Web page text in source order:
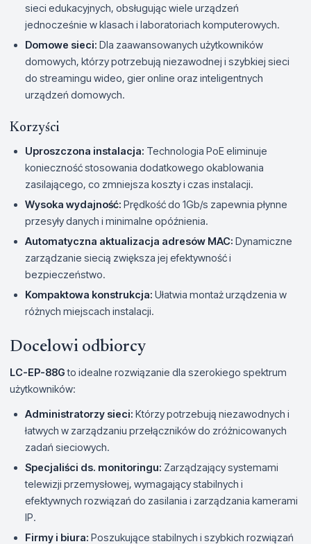
sieci edukacyjnych, obsługując wiele urządzeń
jednocześnie w klasach i laboratoriach komputerowych.
Domowe sieci: Dla zaawansowanych użytkowników
domowych, którzy potrzebują niezawodnej i szybkiej sieci
do streamingu wideo, gier online oraz inteligentnych
urządzeń domowych.
Korzyści
Uproszczona instalacja: Technologia PoE eliminuje
konieczność stosowania dodatkowego okablowania
zasilającego, co zmniejsza koszty i czas instalacji.
Wysoka wydajność: Prędkość do 1Gb/s zapewnia płynne
przesyły danych i minimalne opóźnienia.
Automatyczna aktualizacja adresów MAC: Dynamiczne
zarządzanie siecią zwiększa jej efektywność i
bezpieczeństwo.
Kompaktowa konstrukcja: Ułatwia montaż urządzenia w
różnych miejscach instalacji.
Docelowi odbiorcy
LC-EP-88Gto idealne rozwiązanie dla szerokiego spektrum
użytkowników:
Administratorzy sieci: Którzy potrzebują niezawodnych i
łatwych w zarządzaniu przełączników do zróżnicowanych
zadań sieciowych.
Specjaliści ds. monitoringu: Zarządzający systemami
telewizji przemysłowej, wymagający stabilnych i
efektywnych rozwiązań do zasilania i zarządzania kamerami
IP.
Firmy i biura: Poszukujące stabilnych i szybkich rozwiązań